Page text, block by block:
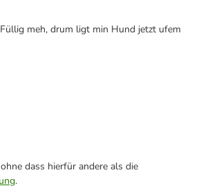
meh, drum ligt min Hund jetzt ufem
dass hierfür andere als die
.